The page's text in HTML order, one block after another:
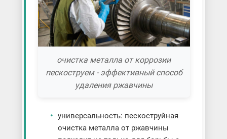
очистка металла от коррозии
пескоструем - эффективный способ
удаления ржавчины
универсальность: пескоструйная
очистка металла от ржавчины